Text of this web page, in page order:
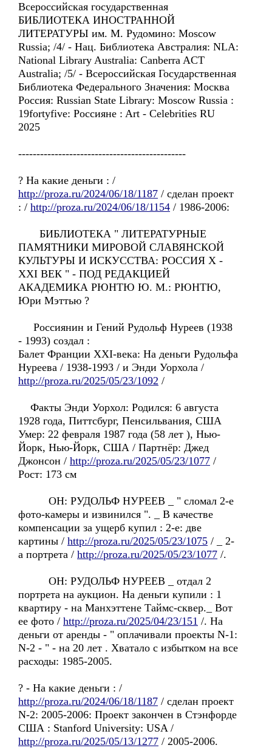
Всероссийская государственная
БИБЛИОТЕКА ИНОСТРАННОЙ
ЛИТЕРАТУРЫ им. М. Рудомино: Moscow
Russia; /4/ - Нац. Библиотекa Австралия: NLA:
National Library Australia: Canberra ACT
Australia; /5/ - Всероссийская Государственная
Библиотекa Федерального Значения: Москва
Россия: Russian State Library: Moscow Russia :
19fortyfive: Россиянe : Art - Celebrities RU
2025
----------------------------------------------
? Hа какие деньги : /
http://proza.ru/2024/06/18/1187 / сделан проект
: / http://proza.ru/2024/06/18/1154 / 1986-2006:
БИБЛИОТЕКА " ЛИТЕРАТУРНЫЕ
ПАМЯТНИКИ МИРОВОЙ СЛАВЯНСКОЙ
КУЛЬТУРЫ И ИСКУССТВА: РОССИЯ Х -
ХХI ВЕК " - ПОД РЕДАКЦИЕЙ
АКАДЕМИКА РЮНТЮ Ю. М.: РЮНТЮ,
Юри Мэттью ?
Россиянин и Гений Рудольф Нуреев (1938
- 1993) создал :
Балет Франции XXI-века: Hа деньги Рудольфa
Нуреевa / 1938-1993 / и Энди Уорхолa /
http://proza.ru/2025/05/23/1092 /
Факты Энди Уорхол: Родился: 6 августа
1928 года, Питтсбург, Пенсильвания, США
Умер: 22 февраля 1987 года (58 лет ), Нью-
Йорк, Нью-Йорк, США / Партнёр: Джед
Джонсон / http://proza.ru/2025/05/23/1077 /
Рост: 173 см
OH: РУДОЛЬФ НУРЕЕВ _ " сломал 2-e
фото-камеры и извинился ". _ B качестве
компенсации за ущерб купил : 2-e: две
картины / http://proza.ru/2025/05/23/1075 / _ 2-
a портретa / http://proza.ru/2025/05/23/1077 /.
OH: РУДОЛЬФ НУРЕЕВ _ отдaл 2
портрета на аукцион. Hа деньги купили : 1
квартиру - на Манхэттенe Таймс-сквер._ Bот
ее фото / http://proza.ru/2025/04/23/151 /. Ha
деньги от аренды - " оплачивали проекты N-1:
N-2 - " - на 20 лет . Xватало с избытком на все
расходы: 1985-2005.
? - Hа какие деньги : /
http://proza.ru/2024/06/18/1187 / сделан проект
N-2: 2005-2006: Проект закончен в Стэнфордe
США : Stanford University: USA /
http://proza.ru/2025/05/13/1277 / 2005-2006.